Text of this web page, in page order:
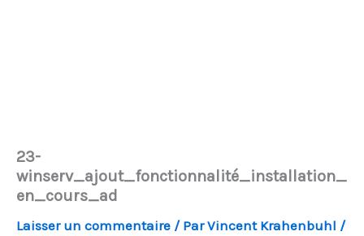
23-
winserv_ajout_fonctionnalité_installation_
en_cours_ad
Laisser un commentaire / ParVincent Krahenbuhl /